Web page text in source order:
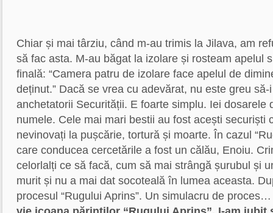
Chiar și mai târziu, când m-au trimis la Jilava, am
să fac asta. M-au băgat la izolare și rosteam apelul
finală: “Camera patru de izolare face apelul de
deținut.” Dacă se vrea cu adevărat, nu este greu
anchetatorii Securității. E foarte simplu. Iei dosarele
numele. Cele mai mari bestii au fost acești securiști
nevinovați la pușcărie, tortură și moarte. În cazul
care conducea cercetările a fost un călău, Enoiu.
celorlalți ce să facă, cum să mai strângă șurubul și
murit și nu a mai dat socoteală în lumea aceasta.
procesul “Rugului Aprins”. Un simulacru de